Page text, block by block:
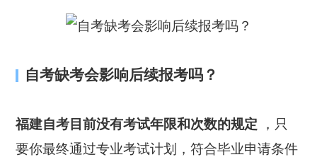
自考缺考会影响后续报考吗？
福建自考目前没有考试年限和次数的规定
，只
要你最终通过专业考试计划，符合毕业申请条件